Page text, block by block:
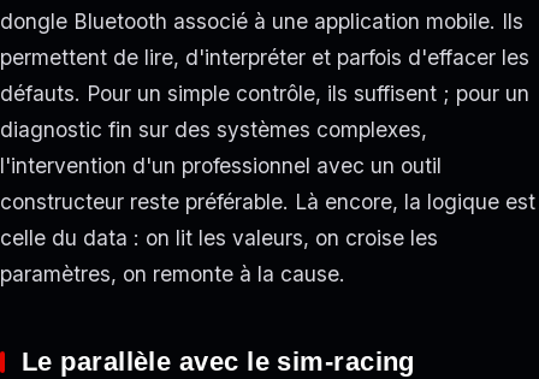
dongle Bluetooth associé à une application mobile. Ils
permettent de lire, d'interpréter et parfois d'effacer les
défauts. Pour un simple contrôle, ils suffisent ; pour un
diagnostic fin sur des systèmes complexes,
l'intervention d'un professionnel avec un outil
constructeur reste préférable. Là encore, la logique est
celle du data : on lit les valeurs, on croise les
paramètres, on remonte à la cause.
Le parallèle avec le sim-racing